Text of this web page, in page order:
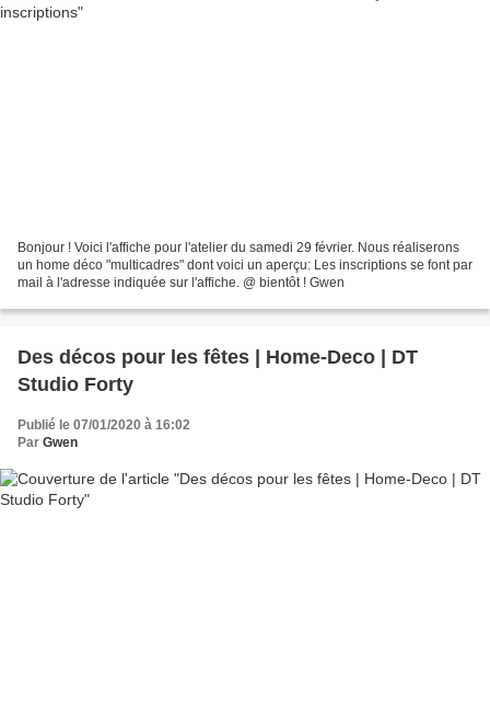
Bonjour ! Voici l'affiche pour l'atelier du samedi 29 février. Nous réaliserons
un home déco "multicadres" dont voici un aperçu: Les inscriptions se font par
mail à l'adresse indiquée sur l'affiche. @ bientôt ! Gwen
Des décos pour les fêtes | Home-Deco | DT
Studio Forty
Publié le 07/01/2020 à 16:02
Par Gwen